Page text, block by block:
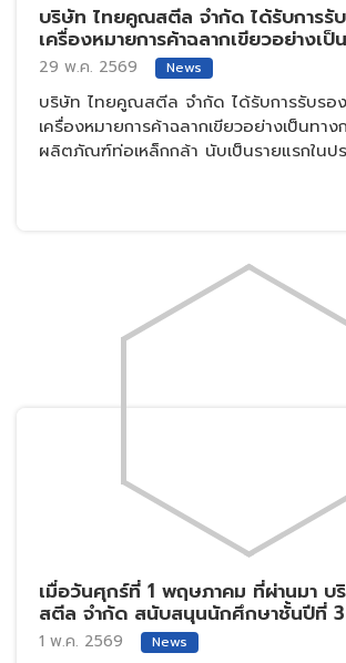
บริษัท ไทยคูณสตีล จำกัด ได้รับการรั
เครื่องหมายการค้าฉลากเขียวอย่างเป็
แรกในประเทศไทย ในหมวดผลิตภัณฑ์ท่
(TGL-125/2-24)
29 พ.ค. 2569 News
บริษัท ไทยคูณสตีล จำกัด ได้รับการรับรอง
เครื่องหมายการค้าฉลากเขียวอย่างเป็นทา
ผลิตภัณฑ์ท่อเหล็กกล้า นับเป็นรายแรกในปร
เมื่อวันศุกร์ที่ 1 พฤษภาคม ที่ผ่านมา บ
สตีล จำกัด สนับสนุนนักศึกษาชั้นปีที่
สถาปัตยกรรมภายใน มหาวิทยาลัยธรร
1 พ.ค. 2569 News